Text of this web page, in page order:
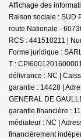
Affichage des
Raison sociale : SUD
route Nationale -
RCS : 441510211 |
Forme juridique :
T :
délivrance : NC |
garantie : 14428 |
GENERAL DE
garantie financière :
médiateur : NC |
financièrement